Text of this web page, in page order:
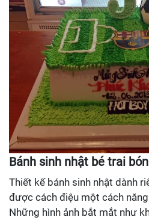
Bánh sinh nhật bé trai
Thiết kế bánh sinh nhật dành
được cách điệu một cách
Những hình ảnh bắt mắt như